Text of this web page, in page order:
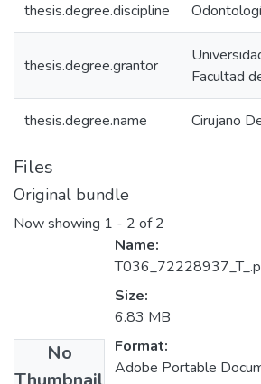
thesis.degree.discipline
thesis.degree.grantor
Facultad
thesis.degree.name Cirujano
Files
Original bundle
Now showing 1 - 2 of 2
No
Name:
Size:
6.83 MB
Format:
Adobe Portable